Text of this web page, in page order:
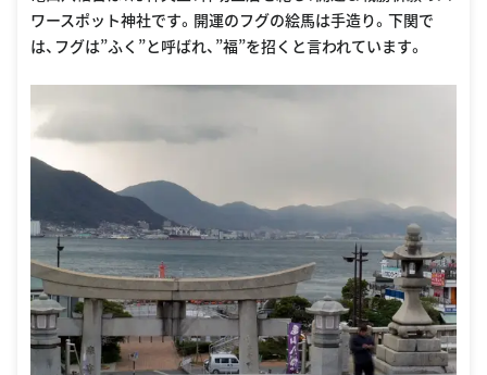
ワースポット神社です。開運のフグの絵馬は手造り。下関で
は、フグは”ふく”と呼ばれ、”福”を招くと言われています。